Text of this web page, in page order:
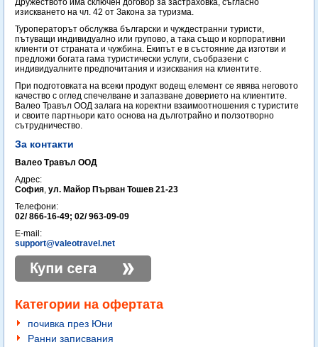
Дружеството има сключен договор за застраховка, съгласно
изискването на чл. 42 от Закона за туризма.
Туроператорът обслужва български и чуждестранни туристи,
пътуващи индивидуално или групово, а така също и корпоративни
клиенти от страната и чужбина. Екипът е в състояние да изготви и
предложи богата гама туристически услуги, съобразени с
индивидуалните предпочитания и изисквания на клиентите.
При подготовката на всеки продукт водещ елемент се явява неговото
качество с оглед спечелване и запазване доверието на клиентите.
Валео Травъл ООД залага на коректни взаимоотношения с туристите
и своите партньори като основа на дълготрайно и ползотворно
сътрудничество.
За контакти
Валео Травъл ООД
Адрес:
София, ул. Майор Първан Тошев 21-23
Телефони:
02/ 866-16-49; 02/ 963-09-09
E-mail:
support@valeotravel.net
Категории на офертата
почивка през Юни
Ранни записвания